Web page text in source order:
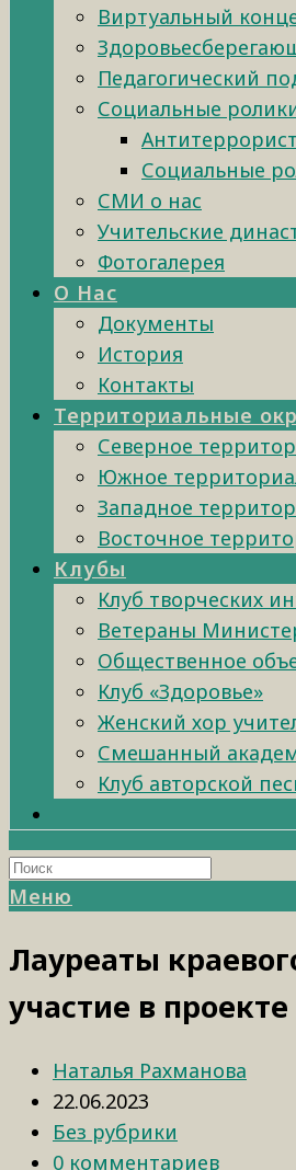
Виртуальный
Педагогический
Социальные
Социальные
СМИ о нас
Учительские
Фотогалерея
О Нас
Документы
История
Контакты
Территориальные
Северное
Южное
Западное
Восточное
Клубы
Клуб творческих
Ветераны
Общественное
Клуб «Здоровье»
Женский хор
Смешанный
Клуб авторской
Меню
Лауреаты
участие в
Наталья Рахманова
22.06.2023
Без рубрики
0 комментариев